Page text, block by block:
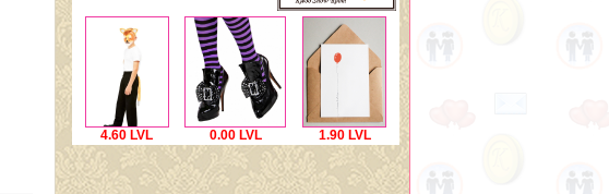
4.60 LVL 0.00 LVL 1.90 LVL